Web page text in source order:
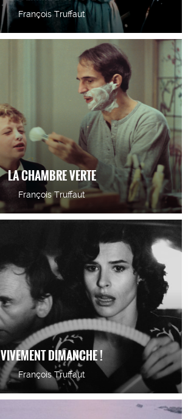
François Truffaut
LA CHAMBRE VERTE
François Truffaut
VIVEMENT DIMANCHE !
François Truffaut